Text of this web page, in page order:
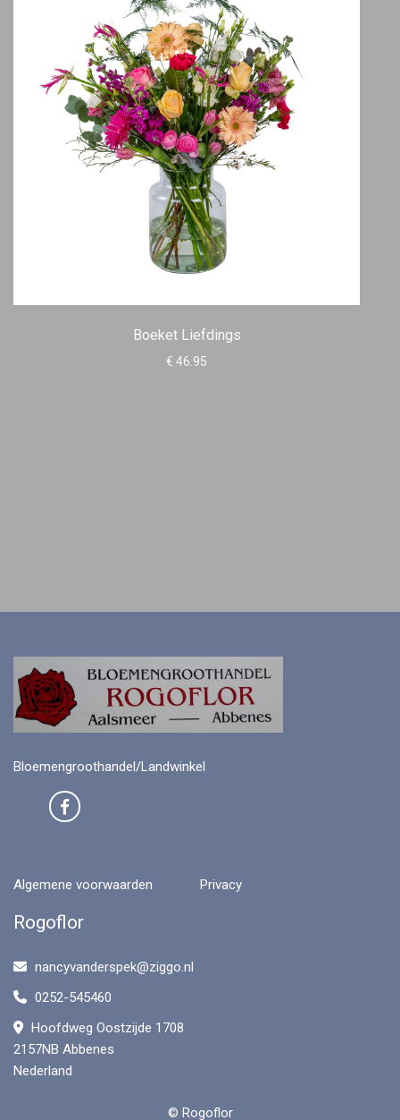
Boeket Liefdings
€ 46.95
Bloemengroothandel/Landwinkel
Algemene voorwaarden Privacy
Rogoflor
nancyvanderspek@ziggo.nl
0252-545460
Hoofdweg Oostzijde 1708
2157NB Abbenes
Nederland
© Rogoflor